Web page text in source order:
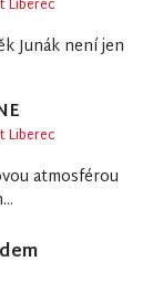
Liberec
Junák není jen
Liberec
atmosférou